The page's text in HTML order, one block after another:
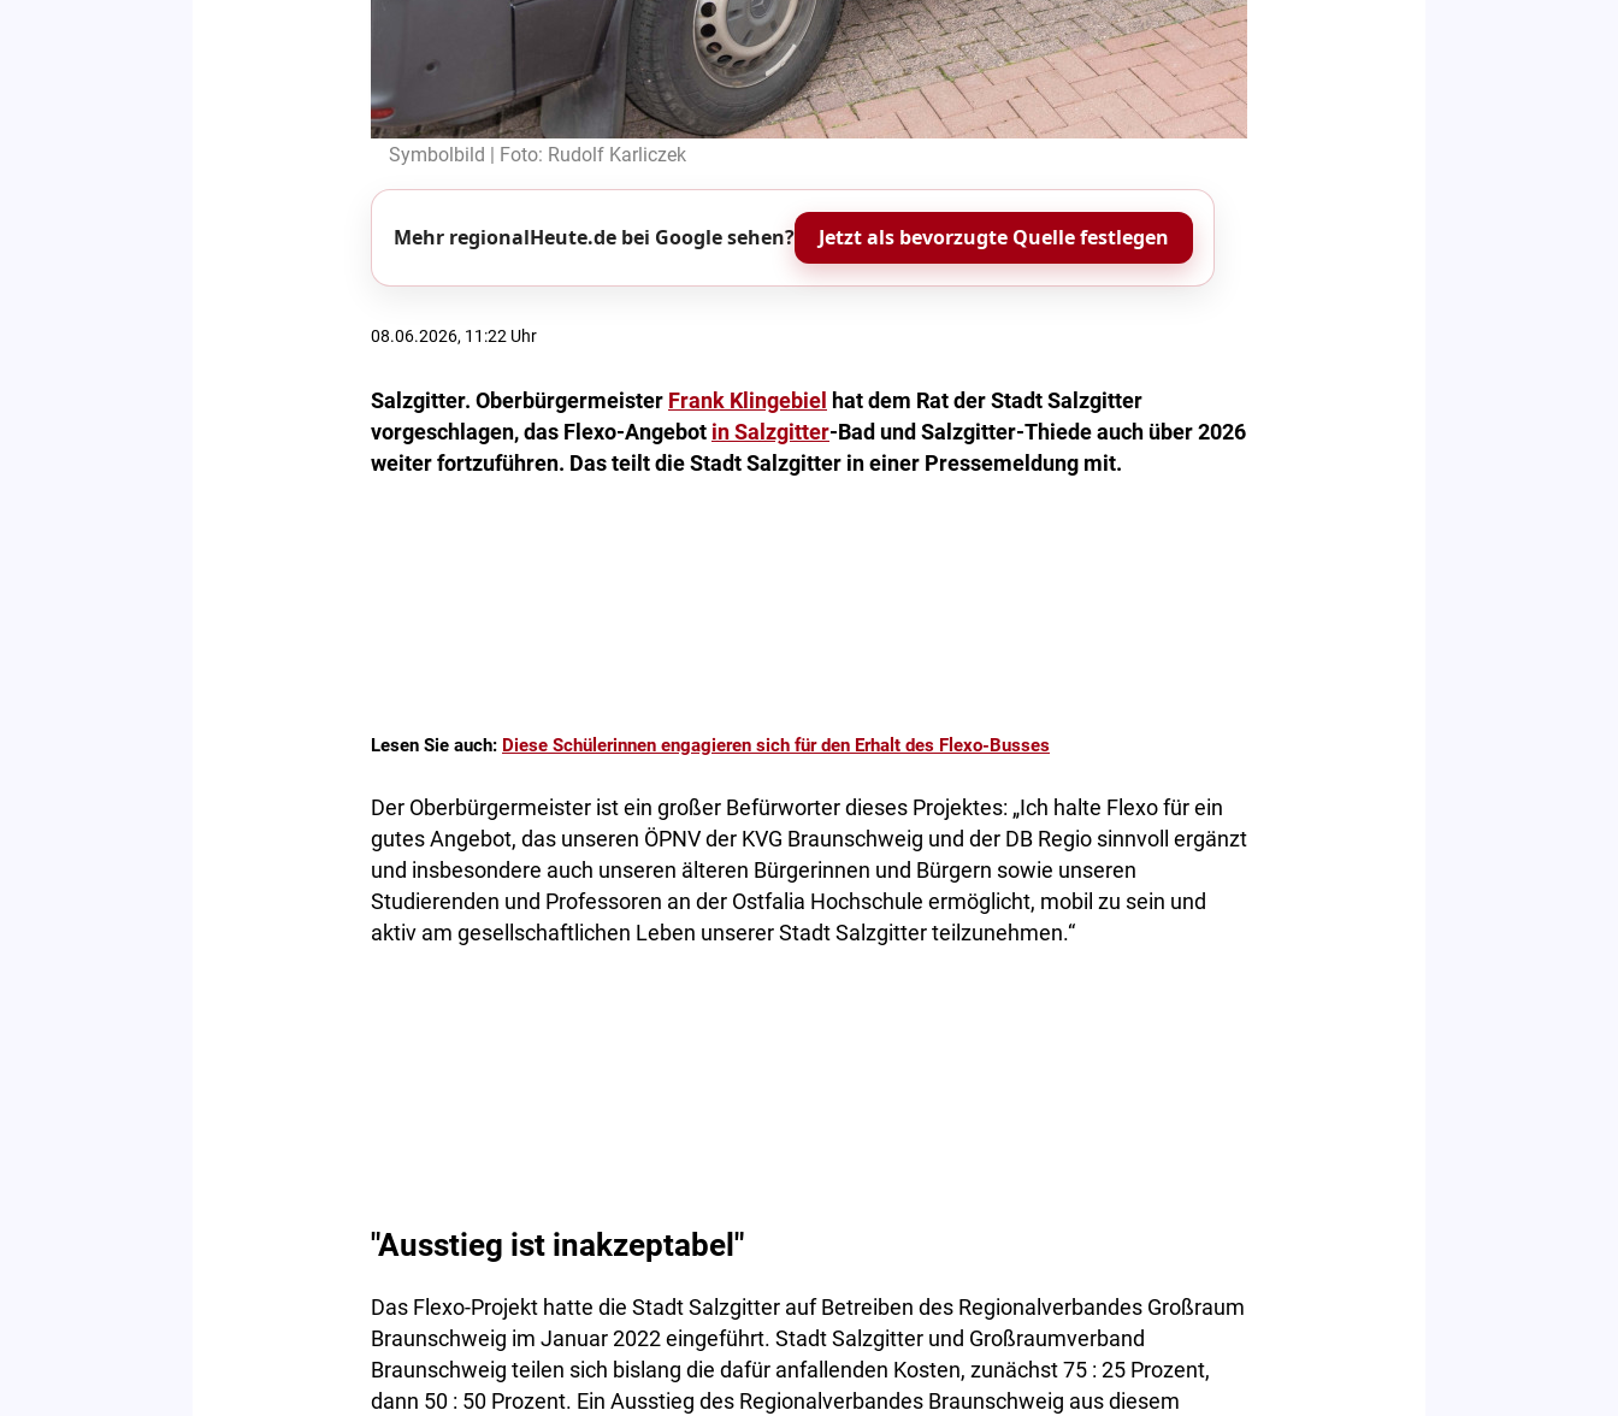
Symbolbild | Foto: Rudolf Karliczek
Mehr regionalHeute.de bei Google sehen? Jetzt als bevorzugte Quelle festlegen
08.06.2026, 11:22 Uhr
Salzgitter. Oberbürgermeister Frank Klingebiel hat dem Rat der Stadt Salzgitter
vorgeschlagen, das Flexo-Angebot in Salzgitter-Bad und Salzgitter-Thiede auch über 2026
weiter fortzuführen. Das teilt die Stadt Salzgitter in einer Pressemeldung mit.
Lesen Sie auch: Diese Schülerinnen engagieren sich für den Erhalt des Flexo-Busses
Der Oberbürgermeister ist ein großer Befürworter dieses Projektes: „Ich halte Flexo für ein
gutes Angebot, das unseren ÖPNV der KVG Braunschweig und der DB Regio sinnvoll ergänzt
und insbesondere auch unseren älteren Bürgerinnen und Bürgern sowie unseren
Studierenden und Professoren an der Ostfalia Hochschule ermöglicht, mobil zu sein und
aktiv am gesellschaftlichen Leben unserer Stadt Salzgitter teilzunehmen.“
"Ausstieg ist inakzeptabel"
Das Flexo-Projekt hatte die Stadt Salzgitter auf Betreiben des Regionalverbandes Großraum
Braunschweig im Januar 2022 eingeführt. Stadt Salzgitter und Großraumverband
Braunschweig teilen sich bislang die dafür anfallenden Kosten, zunächst 75 : 25 Prozent,
dann 50 : 50 Prozent. Ein Ausstieg des Regionalverbandes Braunschweig aus diesem